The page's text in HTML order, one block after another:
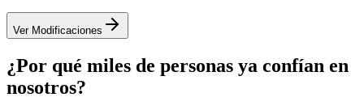
Ver Modificaciones
¿Por qué miles de personas ya confían en
nosotros?